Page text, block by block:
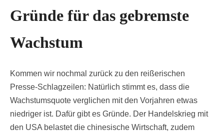
Gründe für das gebremste
Wachstum
Kommen wir nochmal zurück zu den reißerischen
Presse-Schlagzeilen: Natürlich stimmt es, dass die
Wachstumsquote verglichen mit den Vorjahren etwas
niedriger ist. Dafür gibt es Gründe. Der Handelskrieg mit
den USA belastet die chinesische Wirtschaft, zudem